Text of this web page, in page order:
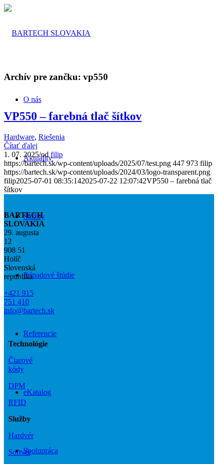
O nás
Aktuality
Služby
Prípadové štúdie
Referencie
eKatalog
Spolupráca
Archív pre zančku: vp550
VP550 – farebná tlač šítkov
Hardware, Riešenia
Čítať ďalej
1. 07. 2025/od filip
https://bartech.sk/wp-content/uploads/2025/07/test.png 447 973 filip
https://bartech.sk/wp-content/uploads/2024/03/logo-transparent.png
filip2025-07-01 08:35:142025-07-22 12:07:42VP550 – farebná tlač
šítkov
BARTECH
SLOVAKIA
29. augusta
12
908 51
Holíč
Slovenská
republika
+421 915
751 410
info@bartech.sk
Technológie
Čiarové
kódy
DPM
RFID
Služby
Hardvér
Softvér